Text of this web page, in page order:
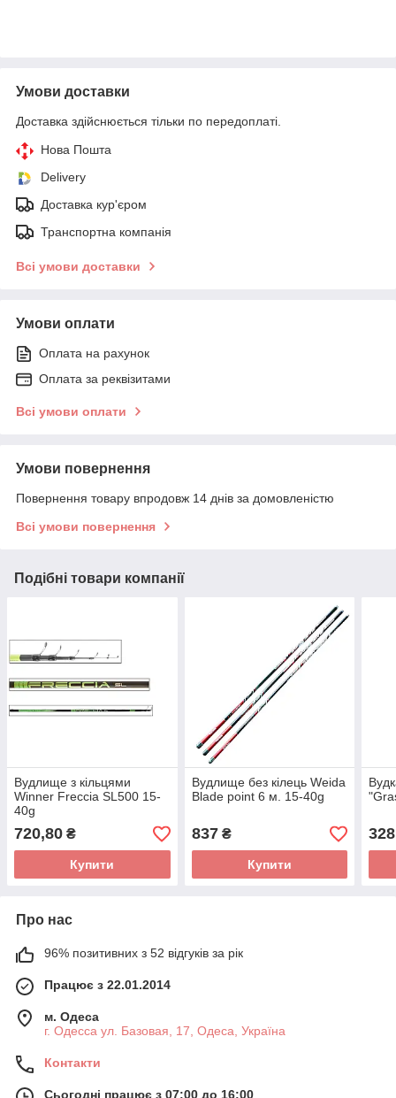
Умови доставки
Доставка здійснюється тільки по передоплаті.
Нова Пошта
Delivery
Доставка кур'єром
Транспортна компанія
Всі умови доставки
Умови оплати
Оплата на рахунок
Оплата за реквізитами
Всі умови оплати
Умови повернення
Повернення товару впродовж 14 днів за домовленістю
Всі умови повернення
Подібні товари компанії
Вудлище з кільцями
Winner Freccia SL500 15-
40g
720,80 ₴
Купити
Вудлище без кілець Weida
Blade point 6 м. 15-40g
837₴
Купити
Про нас
96% позитивних з 52 відгуків за рік
Працює з 22.01.2014
м. Одеса
г. Одесса ул. Базовая, 17, Одеса, Україна
Контакти
Сьогодні працює з 07:00 до 16:00